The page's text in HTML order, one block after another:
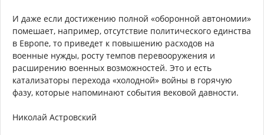
И даже если достижению полной «оборонной автономии»
помешает, например, отсутствие политического единства
в Европе, то приведет к повышению расходов на
военные нужды, росту темпов перевооружения и
расширению военных возможностей. Это и есть
катализаторы перехода «холодной» войны в горячую
фазу, которые напоминают события вековой давности.
Николай Астровский